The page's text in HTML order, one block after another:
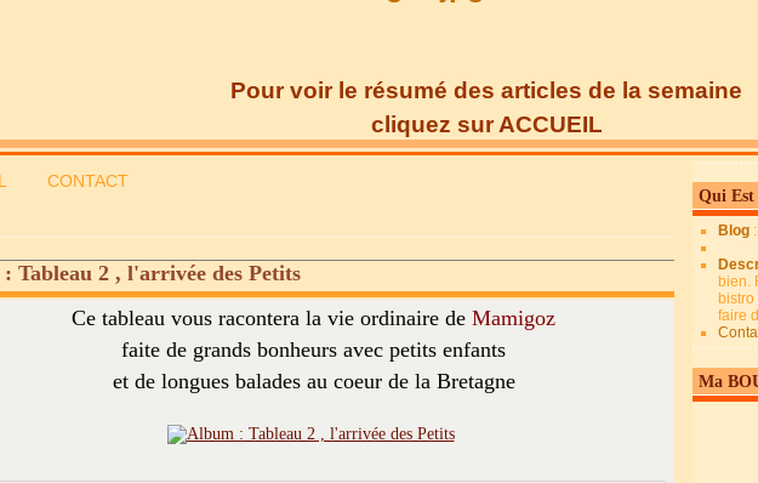
Pour voir le résumé des articles de la semaine
cliquez sur ACCUEIL
CONTACT
Tableau 2 , l'arrivée des Petits
Ce tableau vous racontera la vie ordinaire de Mamigoz
faite de grands bonheurs avec petits enfants
et de longues balades au coeur de la Bretagne
Qui Est
Blog
bien.
faire
Ma